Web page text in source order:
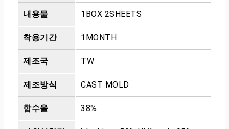
내용물 1BOX 2SHEETS
착용기간 1MONTH
제조국 TW
제조방식 CAST MOLD
함수율 38%